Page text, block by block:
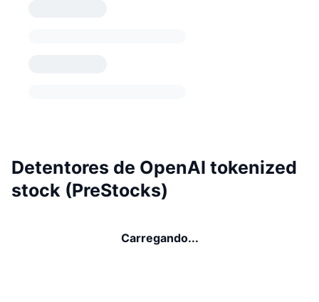
Detentores de OpenAI tokenized
stock (PreStocks)
Carregando...